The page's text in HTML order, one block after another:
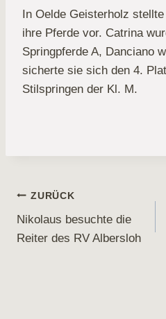
In Oelde Geisterholz
ihre Pferde vor. Catrina
Springpferde A, Danciano
sicherte sie sich den 4.
Stilspringen der Kl. M.
Beitragsnavigation
ZURÜCK
Nikolaus besuchte die
Reiter des RV Albersloh